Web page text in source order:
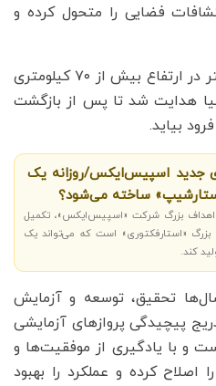
فضایی را متحول کرده و
موشک پس از جدا شدن بوستر در ارتفاع بیش از ۷۰ کیلومتری
هدایت شد تا پس از بازگشت
بیاید.
جدید اسپیس‌ایکس/روزانه یک
ساخته می‌شود؟
اهداف بزرگ شرکت «اسپیس‌ایکس»، تکمیل
بزرگ «استارفکتوری» است که می‌تواند یک
کند.
تحقیق، توسعه و آزمایش
پیچیدگی پروازهای آزمایشی
و با یادگیری از موفقیت‌ها و
کرده و عملکرد را بهبود